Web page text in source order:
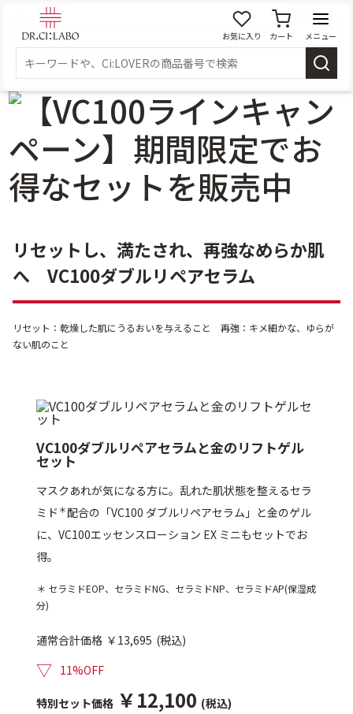
お気に入り カート メニュー
新規会員登録 ログイン
マイページ
スキンケア
商品カテゴリーから探す
洗顔
乳液
UVケア マスク
商品カテゴリーから探す TOP
プロダクトラインから探す
モイスチャーライン
ブライトニングライン
お悩みから探す
リセットし、満たされ、再強なめらか肌
へ VC100ダブルリペアセラム
リセット：乾燥した肌にうるおいを与えること 再強：キメ細かな、ゆらが
ない肌のこと
VC100ダブルリペアセラムと金のリフトゲル
セット
マスクあれが気になる方に。乱れた肌状態を整えるセラ
ミド ＊配合の「VC100 ダブルリペアセラム」と金のゲル
に、VC100エッセンスローション EX ミニもセットでお
得。
＊ セラミドEOP、セラミドNG、セラミドNP、セラミドAP(保湿成
分)
通常合計価格 ￥13,695 (税込)
▽ 11%OFF
特別セット価格 ￥12,100 (税込)